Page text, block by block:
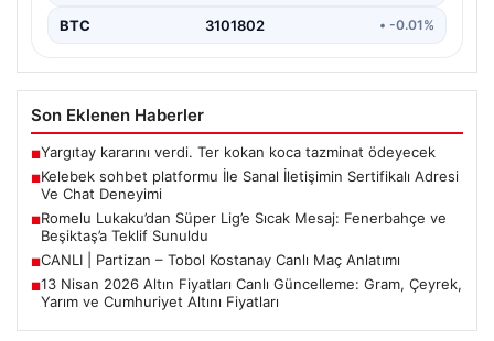
BTC 3101802 • -0.01%
Son Eklenen Haberler
■Yargıtay kararını verdi. Ter kokan koca tazminat ödeyecek
■Kelebek sohbet platformu İle Sanal İletişimin Sertifikalı Adresi
Ve Chat Deneyimi
■Romelu Lukaku’dan Süper Lig’e Sıcak Mesaj: Fenerbahçe ve
Beşiktaş’a Teklif Sunuldu
■CANLI | Partizan – Tobol Kostanay Canlı Maç Anlatımı
■13 Nisan 2026 Altın Fiyatları Canlı Güncelleme: Gram, Çeyrek,
Yarım ve Cumhuriyet Altını Fiyatları